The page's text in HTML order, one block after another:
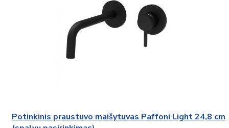
Potinkinis praustuvo maišytuvas Paffoni Light 24,8 cm